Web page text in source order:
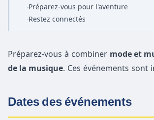
·Préparez-vous pour l'aventure
·Restez connectés
Préparez-vous à combiner mode et
de la musique. Ces événements sont
Dates des événements